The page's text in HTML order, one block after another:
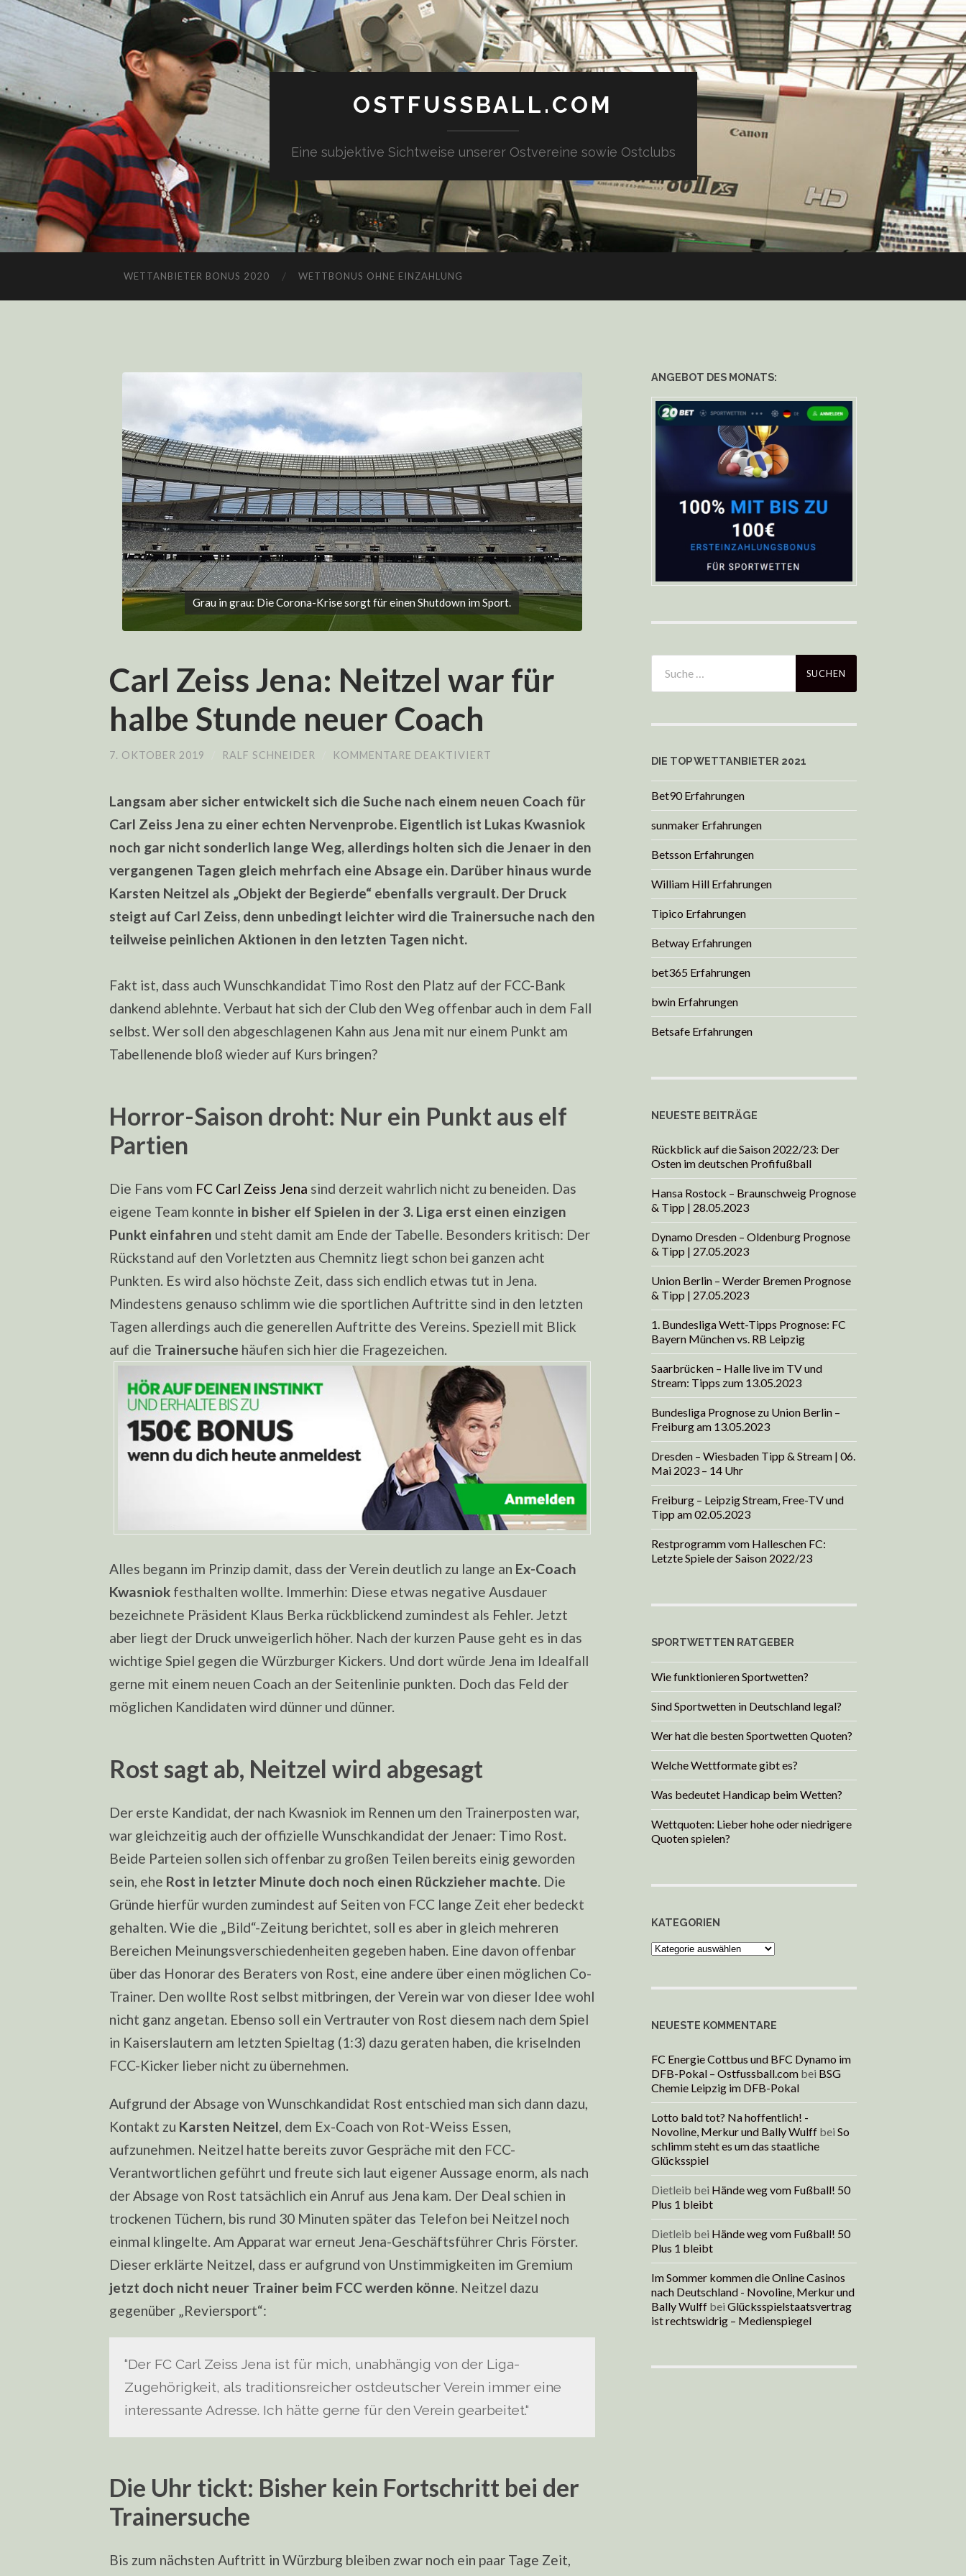
OSTFUSSBALL.COM
Eine subjektive Sichtweise unserer Ostvereine sowie Ostclubs
WETTANBIETER BONUS 2020 WETTBONUS OHNE EINZAHLUNG
Grau in grau: Die Corona-Krise sorgt für einen Shutdown im Sport.
Carl Zeiss Jena: Neitzel war für
halbe Stunde neuer Coach
7. OKTOBER 2019 RALF SCHNEIDER KOMMENTARE DEAKTIVIERT
NEITZEL
FÜR
HALBE
STUNDE
NEUER
COACH
Langsam aber sicher entwickelt sich die Suche nach einem neuen Coach für
Carl Zeiss Jena zu einer echten Nervenprobe. Eigentlich ist Lukas Kwasniok
noch gar nicht sonderlich lange Weg, allerdings holten sich die Jenaer in den
vergangenen Tagen gleich mehrfach eine Absage ein. Darüber hinaus wurde
Karsten Neitzel als „Objekt der Begierde“ ebenfalls vergrault. Der Druck
steigt auf Carl Zeiss, denn unbedingt leichter wird die Trainersuche nach den
teilweise peinlichen Aktionen in den letzten Tagen nicht.
Fakt ist, dass auch Wunschkandidat Timo Rost den Platz auf der FCC-Bank
dankend ablehnte. Verbaut hat sich der Club den Weg offenbar auch in dem Fall
selbst. Wer soll den abgeschlagenen Kahn aus Jena mit nur einem Punkt am
Tabellenende bloß wieder auf Kurs bringen?
Horror-Saison droht: Nur ein Punkt aus elf
Partien
Die Fans vom FC Carl Zeiss Jena sind derzeit wahrlich nicht zu beneiden. Das
eigene Team konnte in bisher elf Spielen in der 3. Liga erst einen einzigen
Punkt einfahren und steht damit am Ende der Tabelle. Besonders kritisch: Der
Rückstand auf den Vorletzten aus Chemnitz liegt schon bei ganzen acht
Punkten. Es wird also höchste Zeit, dass sich endlich etwas tut in Jena.
Mindestens genauso schlimm wie die sportlichen Auftritte sind in den letzten
Tagen allerdings auch die generellen Auftritte des Vereins. Speziell mit Blick
auf die Trainersuche häufen sich hier die Fragezeichen.
Alles begann im Prinzip damit, dass der Verein deutlich zu lange an Ex-Coach
Kwasniok festhalten wollte. Immerhin: Diese etwas negative Ausdauer
bezeichnete Präsident Klaus Berka rückblickend zumindest als Fehler. Jetzt
aber liegt der Druck unweigerlich höher. Nach der kurzen Pause geht es in das
wichtige Spiel gegen die Würzburger Kickers. Und dort würde Jena im Idealfall
gerne mit einem neuen Coach an der Seitenlinie punkten. Doch das Feld der
möglichen Kandidaten wird dünner und dünner.
Rost sagt ab, Neitzel wird abgesagt
Der erste Kandidat, der nach Kwasniok im Rennen um den Trainerposten war,
war gleichzeitig auch der offizielle Wunschkandidat der Jenaer: Timo Rost.
Beide Parteien sollen sich offenbar zu großen Teilen bereits einig geworden
sein, ehe Rost in letzter Minute doch noch einen Rückzieher machte. Die
Gründe hierfür wurden zumindest auf Seiten von FCC lange Zeit eher bedeckt
gehalten. Wie die „Bild“-Zeitung berichtet, soll es aber in gleich mehreren
Bereichen Meinungsverschiedenheiten gegeben haben. Eine davon offenbar
über das Honorar des Beraters von Rost, eine andere über einen möglichen Co-
Trainer. Den wollte Rost selbst mitbringen, der Verein war von dieser Idee wohl
nicht ganz angetan. Ebenso soll ein Vertrauter von Rost diesem nach dem Spiel
in Kaiserslautern am letzten Spieltag (1:3) dazu geraten haben, die kriselnden
FCC-Kicker lieber nicht zu übernehmen.
Aufgrund der Absage von Wunschkandidat Rost entschied man sich dann dazu,
Kontakt zu Karsten Neitzel, dem Ex-Coach von Rot-Weiss Essen,
aufzunehmen. Neitzel hatte bereits zuvor Gespräche mit den FCC-
Verantwortlichen geführt und freute sich laut eigener Aussage enorm, als nach
der Absage von Rost tatsächlich ein Anruf aus Jena kam. Der Deal schien in
trockenen Tüchern, bis rund 30 Minuten später das Telefon bei Neitzel noch
einmal klingelte. Am Apparat war erneut Jena-Geschäftsführer Chris Förster.
Dieser erklärte Neitzel, dass er aufgrund von Unstimmigkeiten im Gremium
jetzt doch nicht neuer Trainer beim FCC werden könne. Neitzel dazu
gegenüber „Reviersport“:
“Der FC Carl Zeiss Jena ist für mich, unabhängig von der Liga-
Zugehörigkeit, als traditionsreicher ostdeutscher Verein immer eine
interessante Adresse. Ich hätte gerne für den Verein gearbeitet.“
Die Uhr tickt: Bisher kein Fortschritt bei der
Trainersuche
Bis zum nächsten Auftritt in Würzburg bleiben zwar noch ein paar Tage Zeit,
ANGEBOT DES MONATS:
DIE TOP WETTANBIETER 2021
Bet90 Erfahrungen
sunmaker Erfahrungen
Betsson Erfahrungen
William Hill Erfahrungen
Tipico Erfahrungen
Betway Erfahrungen
bet365 Erfahrungen
bwin Erfahrungen
Betsafe Erfahrungen
NEUESTE BEITRÄGE
Rückblick auf die Saison 2022/23: Der
Osten im deutschen Profifußball
Hansa Rostock – Braunschweig Prognose
& Tipp | 28.05.2023
Dynamo Dresden – Oldenburg Prognose
& Tipp | 27.05.2023
Union Berlin – Werder Bremen Prognose
& Tipp | 27.05.2023
1. Bundesliga Wett-Tipps Prognose: FC
Bayern München vs. RB Leipzig
Saarbrücken – Halle live im TV und
Stream: Tipps zum 13.05.2023
Bundesliga Prognose zu Union Berlin –
Freiburg am 13.05.2023
Dresden – Wiesbaden Tipp & Stream | 06.
Mai 2023 – 14 Uhr
Freiburg – Leipzig Stream, Free-TV und
Tipp am 02.05.2023
Restprogramm vom Halleschen FC:
Letzte Spiele der Saison 2022/23
SPORTWETTEN RATGEBER
Wie funktionieren Sportwetten?
Sind Sportwetten in Deutschland legal?
Wer hat die besten Sportwetten Quoten?
Welche Wettformate gibt es?
Was bedeutet Handicap beim Wetten?
Wettquoten: Lieber hohe oder niedrigere
Quoten spielen?
KATEGORIEN
Kategorien
NEUESTE KOMMENTARE
FC Energie Cottbus und BFC Dynamo im
DFB-Pokal – Ostfussball.com bei BSG
Chemie Leipzig im DFB-Pokal
Lotto bald tot? Na hoffentlich! -
Novoline, Merkur und Bally Wulff bei So
schlimm steht es um das staatliche
Glücksspiel
Dietleib bei Hände weg vom Fußball! 50
Plus 1 bleibt
Dietleib bei Hände weg vom Fußball! 50
Plus 1 bleibt
Im Sommer kommen die Online Casinos
nach Deutschland - Novoline, Merkur und
Bally Wulff bei Glücksspielstaatsvertrag
ist rechtswidrig – Medienspiegel